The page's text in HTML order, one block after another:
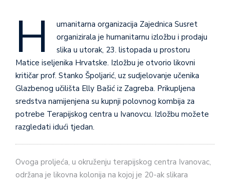
H
umanitarna organizacija Zajednica Susret
organizirala je humanitarnu izložbu i prodaju
slika u utorak, 23. listopada u prostoru
Matice iseljenika Hrvatske. Izložbu je otvorio likovni
kritičar prof. Stanko Špoljarić, uz sudjelovanje učenika
Glazbenog učilišta Elly Bašić iz Zagreba. Prikupljena
sredstva namijenjena su kupnji polovnog kombija za
potrebe Terapijskog centra u Ivanovcu. Izložbu možete
razgledati idući tjedan.
Ovoga proljeća, u okruženju terapijskog centra Ivanovac,
održana je likovna kolonija na kojoj je 20-ak slikara